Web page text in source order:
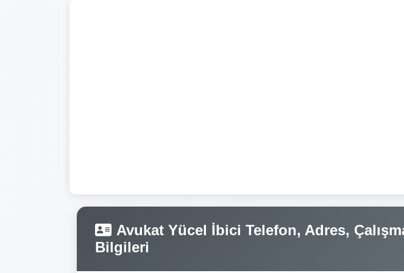
Avukat Yücel İbici Telefon, Adres,
Bilgileri